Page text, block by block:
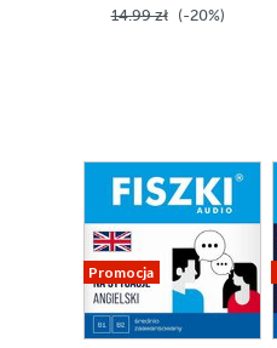
14.99 zł (-20%)
Promocja